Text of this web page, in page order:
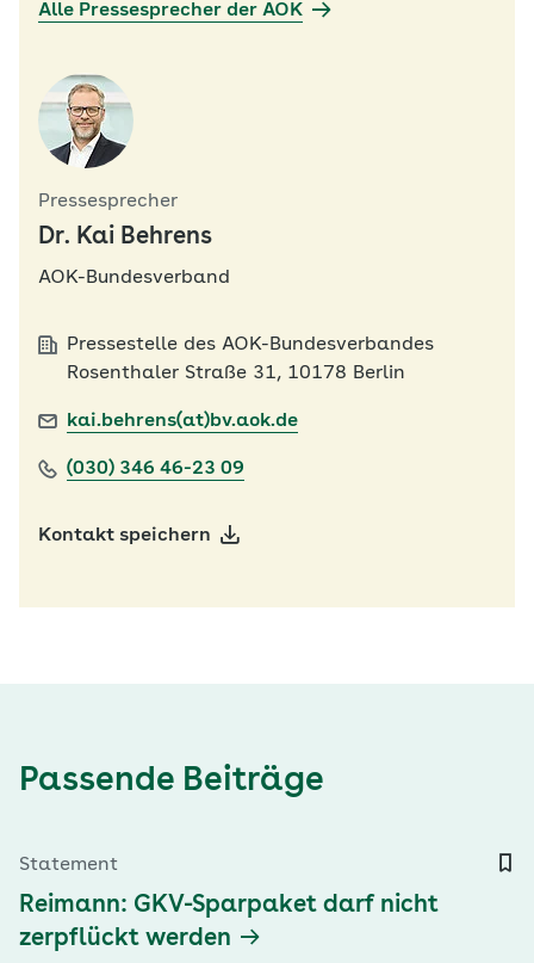
Alle Pressesprecher der AOK
Pressesprecher
Dr. Kai Behrens
AOK-Bundesverband
Pressestelle des AOK-Bundesverbandes
Rosenthaler Straße 31, 10178 Berlin
kai.behrens(at)bv.aok.de
(030) 346 46-23 09
Kontakt speichern
Passende Beiträge
Statement
Reimann: GKV-Sparpaket darf nicht
zerpflückt werden